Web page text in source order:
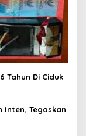
Tahun Di Ciduk
Inten, Tegaskan